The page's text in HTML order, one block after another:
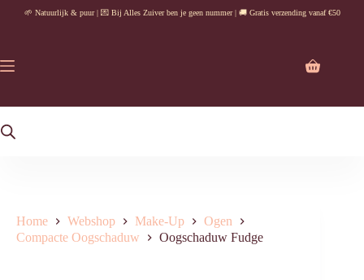
🌱 Natuurlijk & puur | 💌 Bij Alles Zuiver ben je geen nummer | 🚚 Gratis verzending vanaf €50
Home Webshop Make-Up
Ogen
Compacte Oogschaduw
Oogschaduw Fudge